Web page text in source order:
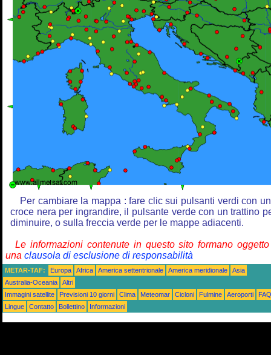
Per cambiare la mappa : fare clic sui pulsanti verdi con
croce nera per ingrandire, il pulsante verde con un trattino
diminuire, o sulla freccia verde per le mappe adiacenti.
Le informazioni contenute in questo sito formano
una clausola di esclusione di responsabilità
METAR-TAF: Europa Africa America settentrionale America meridionale
Asia
Australia-Oceania
Altri
Immagini satellite
Previsioni 10 giorni Clima Meteomar Cicloni Fulmine Aeroporti
FAQ
Lingue
Contatto Bollettino Informazioni